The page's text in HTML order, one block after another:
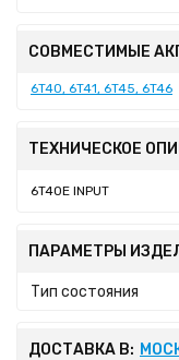
СОВМЕСТИМЫЕ
6T40, 6T41, 6T45, 6T46
ТЕХНИЧЕСКОЕ
6T40E INPUT
ПАРАМЕТРЫ
Тип состояния
ДОСТАВКА В: